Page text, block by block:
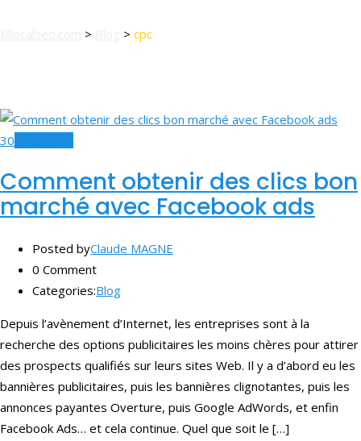
> > cpc
30
Comment obtenir des clics bon
marché avec Facebook ads
Posted byClaude MAGNE
0 Comment
Categories:Blog
Depuis l’avènement d’Internet, les entreprises sont à la
recherche des options publicitaires les moins chères pour attirer
des prospects qualifiés sur leurs sites Web. Il y a d’abord eu les
bannières publicitaires, puis les bannières clignotantes, puis les
annonces payantes Overture, puis Google AdWords, et enfin
Facebook Ads… et cela continue. Quel que soit le […]